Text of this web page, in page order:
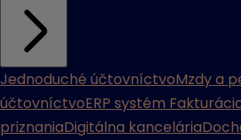
Jednoduché účtovníctvoMzdy a
účtovníctvoERP systém
priznaniaDigitálna kancelária